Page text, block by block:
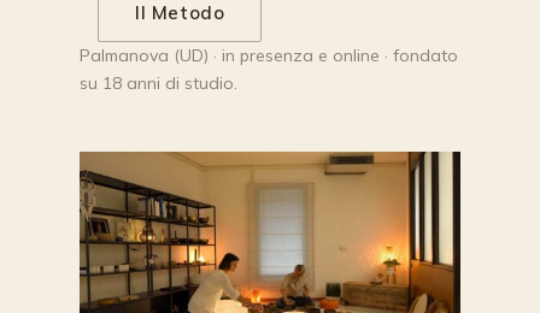
Il Metodo
Palmanova (UD) · in presenza e online · fondato
su 18 anni di studio.